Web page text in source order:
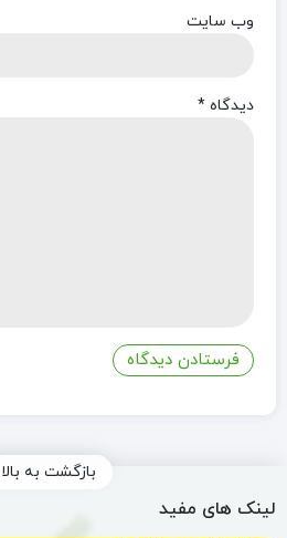
وب‌ سایت
دیدگاه *
بازگشت به
لینک های مفید